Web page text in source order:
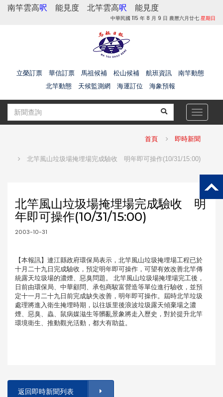
南竿雲高呎 能見度 北竿雲高呎 能見度
中華民國 115 年 8 月 9 日 農曆六月廿七 星期日
立榮訂票 華信訂票 馬祖候補 松山候補 航班資訊
南竿動態
北竿動態
天候監測網 海運訂位 海象預報
Toggle
首頁 即時新聞
北竿風山垃圾場掩埋場完成驗收 明年即可操作(10/31/15:00)
北竿風山垃圾場掩埋場完成驗收 明
年即可操作(10/31/15:00)
2003-10-31
【本報訊】連江縣政府環保局表示，北竿風山垃圾掩埋場工程已於
十月二十九日完成驗收，預定明年即可操作，可望有效改善北竿傳
統露天垃圾場的濃煙、惡臭問題。 北竿風山垃圾場掩埋場完工後，
日前由環保局、中華顧問、承包商駿富營造等單位進行驗收，並預
定十一月二十九日前完成缺失改善，明年即可操作。屆時北竿垃圾
處理將進入衛生掩埋時期，以往坂里後浪波垃圾露天傾棄場之濃
煙、惡臭、蟲、鼠病媒滋生等髒亂景象將走入歷史，對於提升北竿
環境衛生、推動觀光活動，都大有助益。
返回即時新聞列表